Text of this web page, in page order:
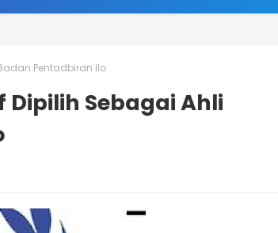
Pentadbiran Ilo
Dipilih Sebagai Ahli